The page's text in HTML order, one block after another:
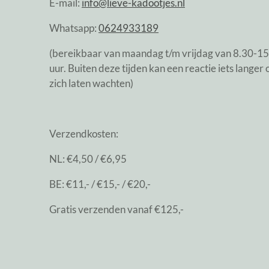
E-mail: info@lieve-kadootjes.nl
Whatsapp:0624933189
(bereikbaar van maandag t/m vrijdag van 8.30-
uur. Buiten deze tijden kan een reactie iets langer
zich laten wachten)
Verzendkosten:
NL: €4,50 / €6,95
BE: €11,- / €15,- / €20,-
Gratis verzenden vanaf €125,-